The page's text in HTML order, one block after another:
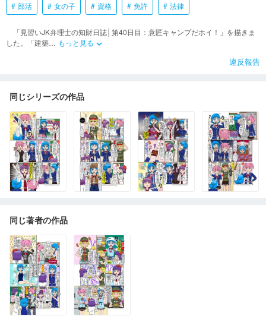
部活 女の子 資格 免許 法律
「見習いJK弁理士の知財日誌│第40日目：意匠キャンプだホイ！」を描きま
した。「建築… もっと見る keyboard_arrow_down
違反報告
同じシリーズの作品
同じ著者の作品